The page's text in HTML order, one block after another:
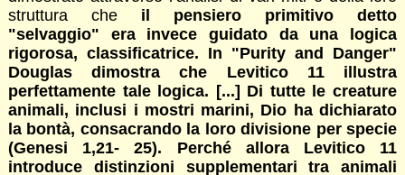
struttura che il pensiero primitivo detto
"selvaggio" era invece guidato da una logica
rigorosa, classificatrice. In "Purity and Danger"
Douglas dimostra che Levitico 11 illustra
perfettamente tale logica. [...] Di tutte le creature
animali, inclusi i mostri marini, Dio ha dichiarato
la bontà, consacrando la loro divisione per specie
(Genesi 1,21- 25). Perché allora Levitico 11
introduce distinzioni supplementari tra animali